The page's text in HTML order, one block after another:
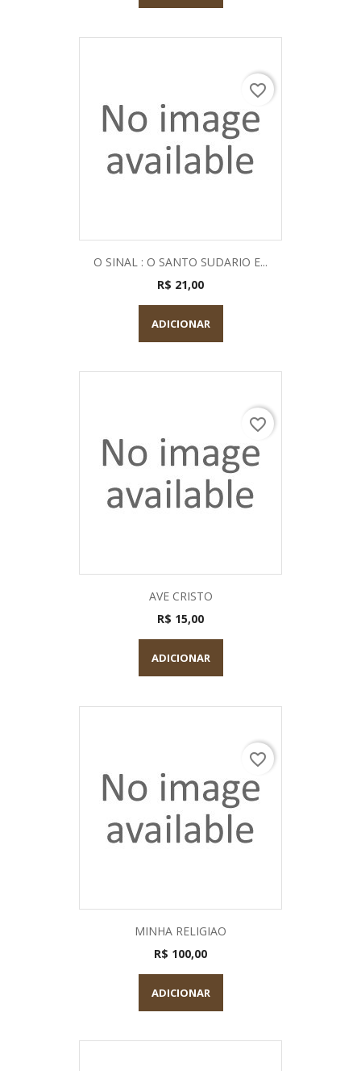
O SINAL : O SANTO SUDARIO E...
R$ 21,00
ADICIONAR
favorite_border
AVE CRISTO
R$ 15,00
ADICIONAR
favorite_border
MINHA RELIGIAO
R$ 100,00
ADICIONAR
favorite_border